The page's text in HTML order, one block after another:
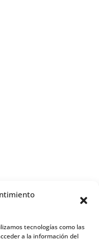
tecnologías como las
a la información del